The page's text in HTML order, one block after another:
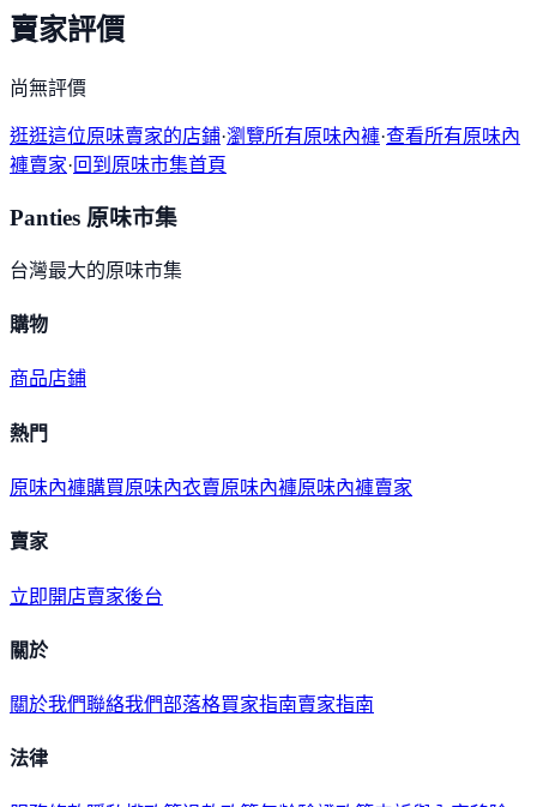
賣家評價
尚無評價
逛逛這位原味賣家的店鋪·瀏覽所有原味內褲·查看所有原味內
褲賣家·回到原味市集首頁
Panties 原味市集
台灣最大的原味市集
購物
商品店鋪
熱門
原味內褲購買原味內衣賣原味內褲原味內褲賣家
賣家
立即開店賣家後台
關於
關於我們聯絡我們部落格買家指南賣家指南
法律